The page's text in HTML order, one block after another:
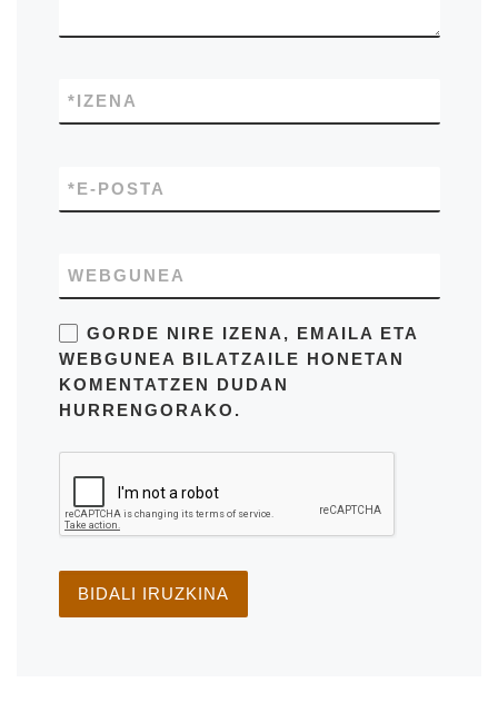
IZENA
*
E-POSTA
*
WEBGUNEA
GORDE NIRE IZENA, EMAILA ETA
WEBGUNEA BILATZAILE HONETAN
KOMENTATZEN DUDAN
HURRENGORAKO.